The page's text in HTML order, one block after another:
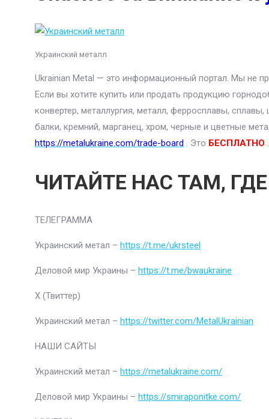
Украинский металл
Ukrainian Metal — это информационный портал. Мы не
Если вы хотите купить или продать продукцию
конвертер, металлургия, металл, ферросплавы,
балки, кремний, марганец, хром, черные и цветные
https://metalukraine.com/trade-board . Это БЕСПЛАТНО .
ЧИТАЙТЕ НАС ТАМ,
ТЕЛЕГРАММА
Украинский метал – https://t.me/ukrsteel
Деловой мир Украины – https://t.me/bwaukraine
Х (Твиттер)
Украинский метал – https://twitter.com/MetalUkrainian
НАШИ САЙТЫ
Украинский метал – https://metalukraine.com/
Деловой мир Украины – https://smiraponitke.com/